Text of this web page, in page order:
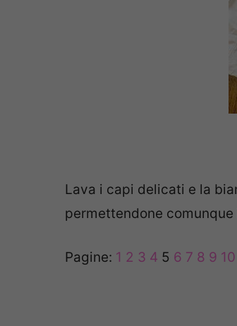
Lava i capi delicati e la
permettendone
Pagine: 1 2 3 4 5 6 7 8 9 10